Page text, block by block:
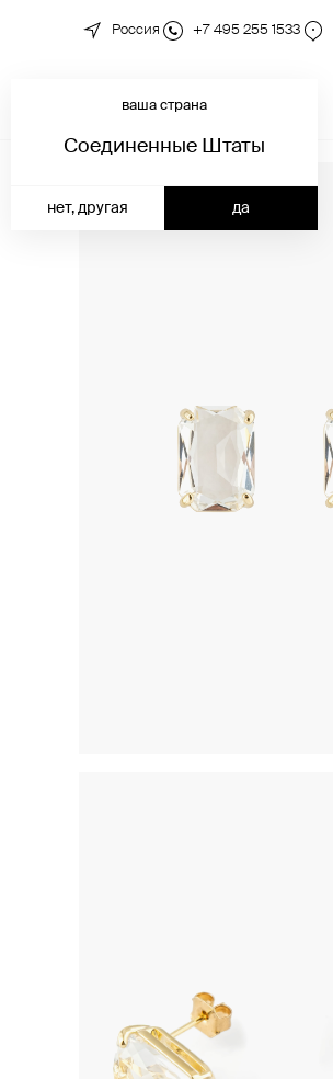
Россия +7 495 255 1533
новинкиваша страна
Соединенные Штаты
да
нет, другая